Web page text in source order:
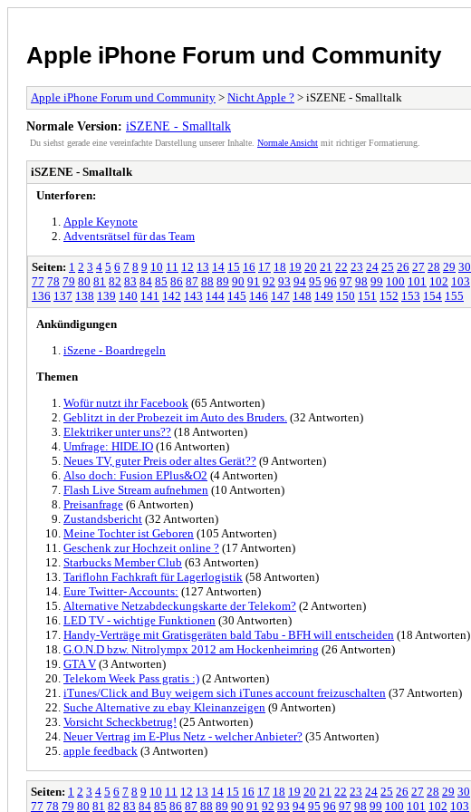
Apple iPhone Forum und Community
Apple iPhone Forum und Community > Nicht Apple ? > iSZENE - Smalltalk
Normale Version: iSZENE - Smalltalk
Du siehst gerade eine vereinfachte Darstellung unserer Inhalte. Normale Ansicht mit richtiger Formatierung.
iSZENE - Smalltalk
Unterforen:
Apple Keynote
Adventsrätsel für das Team
Seiten: 1 2 3 4 5 6 7 8 9 10 11 12 13 14 15 16 17 18 19 20 21 22 23 24 25 26 27 28 29 30
77 78 79 80 81 82 83 84 85 86 87 88 89 90 91 92 93 94 95 96 97 98 99 100 101 102 103
136 137 138 139 140 141 142 143 144 145 146 147 148 149 150 151 152 153 154 155
Ankündigungen
iSzene - Boardregeln
Themen
Wofür nutzt ihr Facebook (65 Antworten)
Geblitzt in der Probezeit im Auto des Bruders. (32 Antworten)
Elektriker unter uns?? (18 Antworten)
Umfrage: HIDE.IO (16 Antworten)
Neues TV, guter Preis oder altes Gerät?? (9 Antworten)
Also doch: Fusion EPlus&O2 (4 Antworten)
Flash Live Stream aufnehmen (10 Antworten)
Preisanfrage (6 Antworten)
Zustandsbericht (32 Antworten)
Meine Tochter ist Geboren (105 Antworten)
Geschenk zur Hochzeit online ? (17 Antworten)
Starbucks Member Club (63 Antworten)
Tariflohn Fachkraft für Lagerlogistik (58 Antworten)
Eure Twitter- Accounts: (127 Antworten)
Alternative Netzabdeckungskarte der Telekom? (2 Antworten)
LED TV - wichtige Funktionen (30 Antworten)
Handy-Verträge mit Gratisgeräten bald Tabu - BFH will entscheiden (18 Antworten)
G.O.N.D bzw. Nitrolympx 2012 am Hockenheimring (26 Antworten)
GTA V (3 Antworten)
Telekom Week Pass gratis :) (2 Antworten)
iTunes/Click and Buy weigern sich iTunes account freizuschalten (37 Antworten)
Suche Alternative zu ebay Kleinanzeigen (9 Antworten)
Vorsicht Scheckbetrug! (25 Antworten)
Neuer Vertrag im E-Plus Netz - welcher Anbieter? (35 Antworten)
apple feedback (3 Antworten)
Seiten: 1 2 3 4 5 6 7 8 9 10 11 12 13 14 15 16 17 18 19 20 21 22 23 24 25 26 27 28 29 30
77 78 79 80 81 82 83 84 85 86 87 88 89 90 91 92 93 94 95 96 97 98 99 100 101 102 103